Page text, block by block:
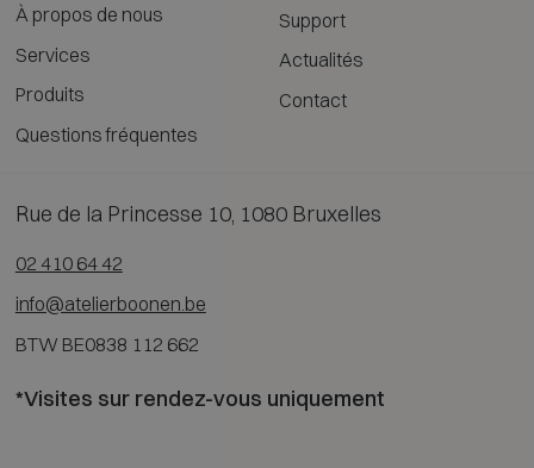
À propos de nous
Services
Produits
Questions fréquentes
Support
Actualités
Contact
Rue de la Princesse 10, 1080 Bruxelles
02 410 64 42
info@atelierboonen.be
BTW BE0838 112 662
*Visites sur rendez-vous uniquement